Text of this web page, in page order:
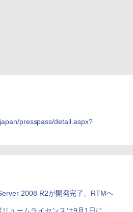
presspass/detail.aspx?
2008 R2が開発完了、RTMへ